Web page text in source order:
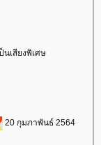
นเสียงพิเศษ
20 กุมภาพันธ์ 2564